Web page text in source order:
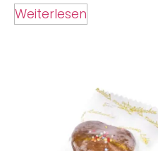
Weiterlesen